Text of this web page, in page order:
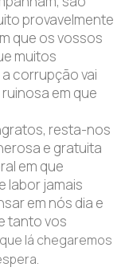
provavelmente
que os vossos
muitos
corrupção vai
em que
resta-nos
e gratuita
em que
labor jamais
em nós dia e
tanto vos
lá chegaremos